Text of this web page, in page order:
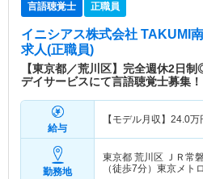
言語聴覚士 正職員
イニシアス株式会社 TAKUMI
求人(正職員)
【東京都／荒川区】完全週休2日
デイサービスにて言語聴覚士募集！
給与
【モデル月収】 24.0万
勤務地
東京都 荒川区 ＪＲ常
（徒歩7分）東京メト